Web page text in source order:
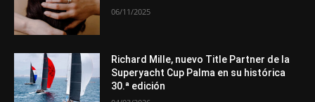
06/11/2025
Richard Mille, nuevo Title Partner de la
Superyacht Cup Palma en su histórica
30.ª edición